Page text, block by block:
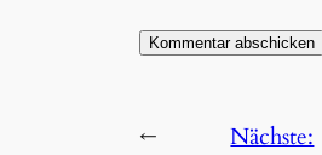
←
Nächste: